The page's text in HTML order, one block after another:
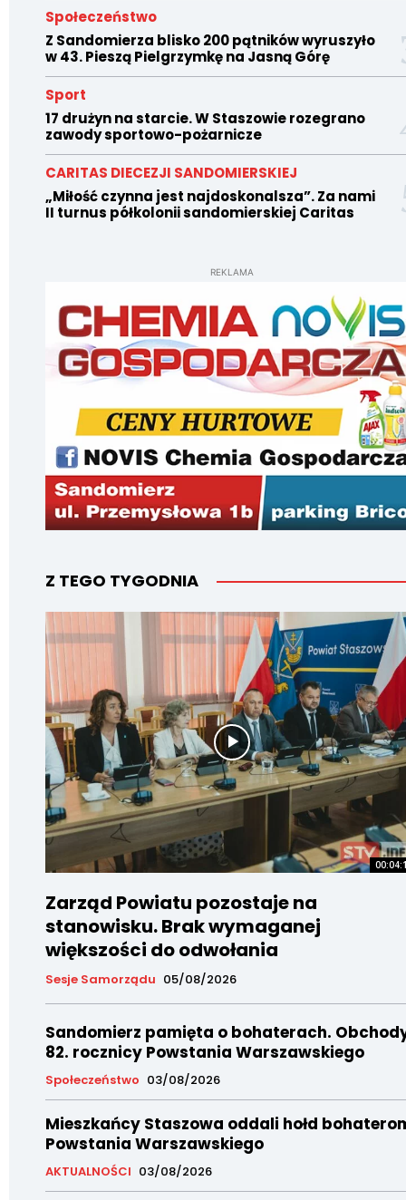
Społeczeństwo
Z Sandomierza blisko 200 pątników wyruszyło
w 43. Pieszą Pielgrzymkę na Jasną Górę
Sport
17 drużyn na starcie. W Staszowie rozegrano
zawody sportowo-pożarnicze
CARITAS DIECEZJI SANDOMIERSKIEJ
„Miłość czynna jest najdoskonalsza”. Za nami
II turnus półkolonii sandomierskiej Caritas
REKLAMA
Z TEGO TYGODNIA
Zarząd Powiatu pozostaje na
stanowisku. Brak wymaganej
większości do odwołania
Sesje Samorządu 05/08/2026
Sandomierz pamięta o bohaterach.
82. rocznicy Powstania Warszawskiego
Społeczeństwo 03/08/2026
Mieszkańcy Staszowa oddali hołd
Powstania Warszawskiego
AKTUALNOŚCI 03/08/2026